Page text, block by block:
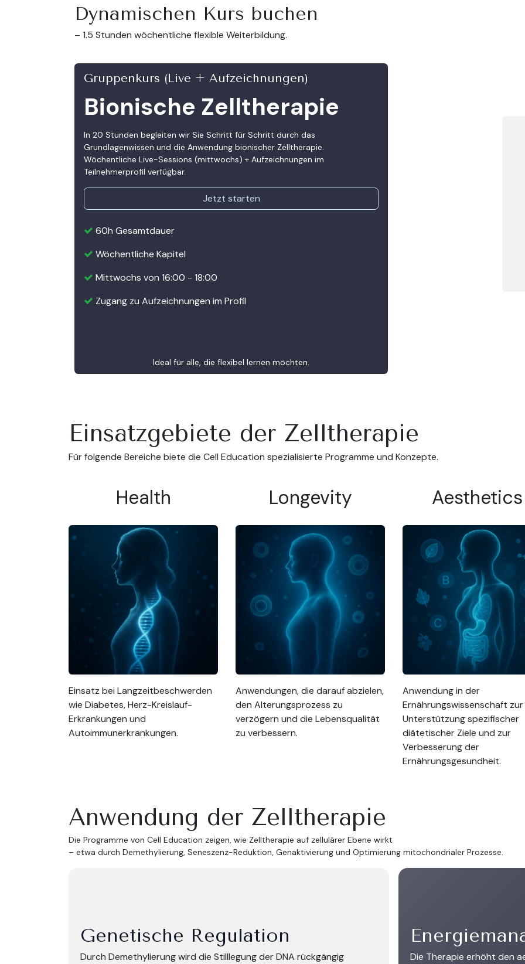
Dynamischen Kurs buchen
– 1.5 Stunden wöchentliche flexible Weiterbildung.
Gruppenkurs (Live + Aufzeichnungen)
Bionische Zelltherapie
In 20 Stunden begleiten wir Sie Schritt für Schritt durch das
Grundlagenwissen und die Anwendung bionischer Zelltherapie.
Wöchentliche Live-Sessions (mittwochs) + Aufzeichnungen im
Teilnehmerprofil verfügbar.
Jetzt starten
60h Gesamtdauer
Wöchentliche Kapitel
Mittwochs von 16:00 - 18:00
Zugang zu Aufzeichnungen im Profil
Ideal für alle, die flexibel lernen möchten.
Einsatzgebiete der Zelltherapie
Für folgende Bereiche biete die Cell Education spezialisierte Programme und Konzepte.
Health
Einsatz bei Langzeitbeschwerden
wie Diabetes, Herz-Kreislauf-
Erkrankungen und
Autoimmunerkrankungen.
Longevity
Anwendungen, die darauf abzielen,
den Alterungsprozess zu
verzögern und die Lebensqualität
zu verbessern.
Aesthetics
Anwendung in der
Ernährungswissenschaft zur
Unterstützung spezifischer
diätetischer Ziele und zur
Verbesserung der
Ernährungsgesundheit.
Anwendung der Zelltherapie
Die Programme von Cell Education zeigen, wie Zelltherapie auf zellulärer Ebene wirkt
– etwa durch Demethylierung, Seneszenz-Reduktion, Genaktivierung und Optimierung mitochondrialer Prozesse.
Die Therapie erhöht den
Genetische Regulation
Durch Demethylierung wird die Stilllegung der DNA rückgängig